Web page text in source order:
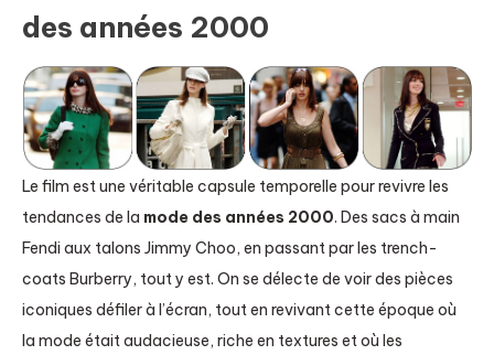
des années 2000
Le film est une véritable capsule temporelle pour revivre les
tendances de la mode des années 2000. Des sacs à main
Fendi aux talons Jimmy Choo, en passant par les trench-
coats Burberry, tout y est. On se délecte de voir des pièces
iconiques défiler à l’écran, tout en revivant cette époque où
la mode était audacieuse, riche en textures et où les